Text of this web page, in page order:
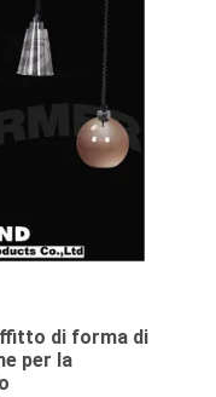
di forma di
per la